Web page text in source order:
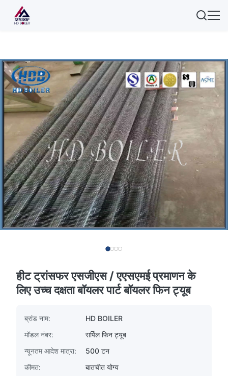
हीट ट्रांसफर एसजीएस / एएसएमई प्रमाणन के
लिए उच्च दक्षता बॉयलर पार्ट बॉयलर फिन ट्यूब
ब्रांड नाम:
HD BOILER
मॉडल नंबर:
सर्पिल फिन ट्यूब
न्यूनतम आदेश मात्रा:
500 टन
कीमत:
बातचीत योग्य